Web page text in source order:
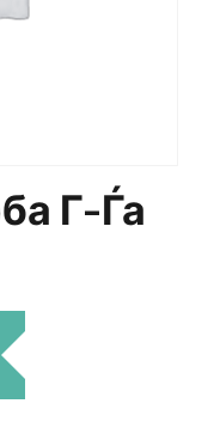
Г-Ѓа